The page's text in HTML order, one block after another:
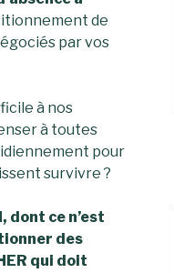
de
par vos
à nos
à toutes
pour
survivre ?
ce n’est
des
qui doit